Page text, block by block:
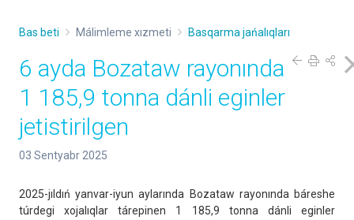
Bas beti Málimleme xızmeti Basqarma jańalıqları
6 ayda Bozataw rayonında
1 185,9 tonna dánli eginler
jetistirilgen
03 Sentyabr 2025
2025-jıldıń yanvar-iyun aylarında Bozataw rayonında báreshe
túrdegi xojalıqlar tárepinen 1 185,9 tonna dánli eginler